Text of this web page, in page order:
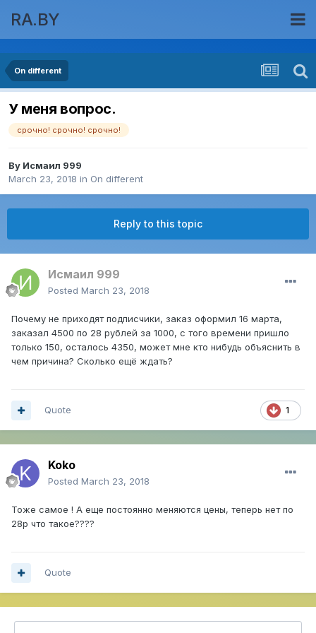
RA.BY
On different
У меня вопрос.
срочно! срочно! срочно!
By Исмаил 999
March 23, 2018 in On different
Reply to this topic
Исмаил 999
Posted March 23, 2018
Почему не приходят подписчики, заказ оформил 16 марта,
заказал 4500 по 28 рублей за 1000, с того времени пришло
только 150, осталось 4350, может мне кто нибудь объяснить в
чем причина? Сколько ещё ждать?
1
Quote
Koko
Posted March 23, 2018
Тоже самое ! А еще постоянно меняются цены, теперь нет по
28р что такое????
Quote